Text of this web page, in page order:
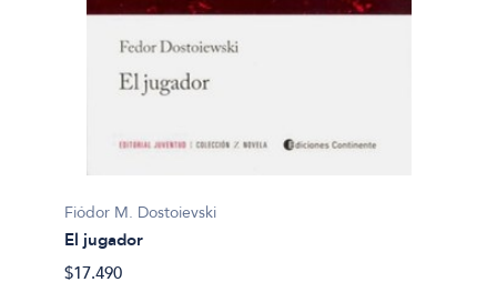
Fiódor M. Dostoievski
El jugador
$17.490